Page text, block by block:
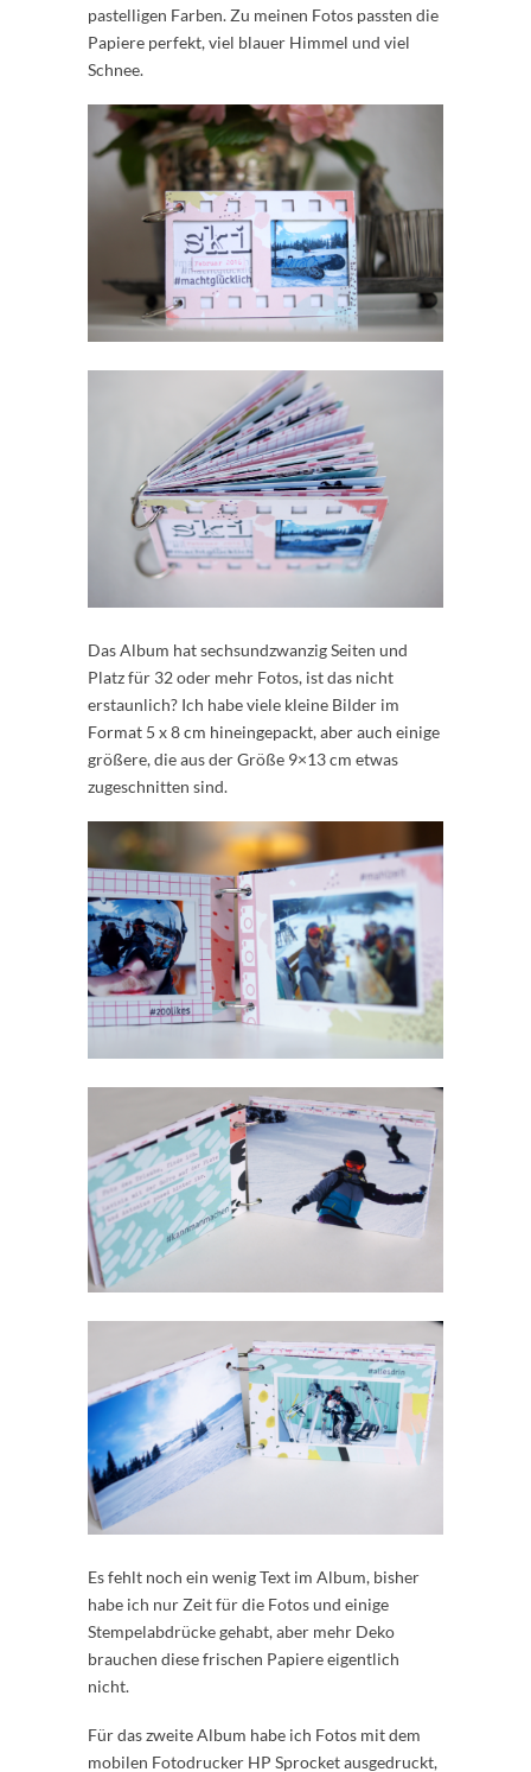
pastelligen Farben. Zu meinen Fotos passten die
Papiere perfekt, viel blauer Himmel und viel
Schnee.
Das Album hat sechsundzwanzig Seiten und
Platz für 32 oder mehr Fotos, ist das nicht
erstaunlich? Ich habe viele kleine Bilder im
Format 5 x 8 cm hineingepackt, aber auch einige
größere, die aus der Größe 9×13 cm etwas
zugeschnitten sind.
Es fehlt noch ein wenig Text im Album, bisher
habe ich nur Zeit für die Fotos und einige
Stempelabdrücke gehabt, aber mehr Deko
brauchen diese frischen Papiere eigentlich
nicht.
Für das zweite Album habe ich Fotos mit dem
mobilen Fotodrucker HP Sprocket ausgedruckt,